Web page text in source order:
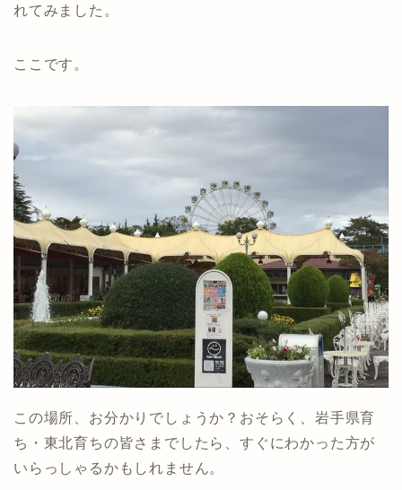
れてみました。
ここです。
この場所、お分かりでしょうか？おそらく、岩手県育
ち・東北育ちの皆さまでしたら、すぐにわかった方が
いらっしゃるかもしれません。